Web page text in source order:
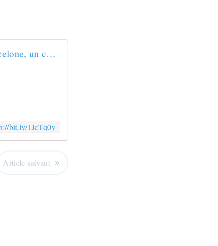
A Barcelone, un cheval meurt d'épuisement à force de tracter des touristes
bit.ly/1JcTq0y
Article suivant